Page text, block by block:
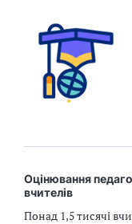
Оцінювання
вчителів
Понад 1,5 тисячі